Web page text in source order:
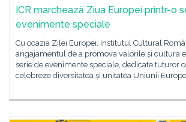
ICR marchează Ziua Europei printr-o
evenimente speciale
Cu ocazia Zilei Europei, Institutul Cultural
angajamentul de a promova valorile și cultura
serie de evenimente speciale, dedicate tuturor
celebreze diversitatea și unitatea Uniunii